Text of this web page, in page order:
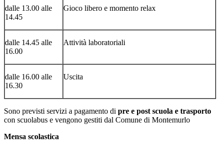
dalle 13.00 alle
14.45
Gioco libero e momento relax
dalle 14.45 alle
16.00
Attività laboratoriali
dalle 16.00 alle
16.30
Uscita
Sono previsti servizi a pagamento di pre e post scuola e trasporto
con scuolabus e vengono gestiti dal Comune di Montemurlo
Mensa scolastica